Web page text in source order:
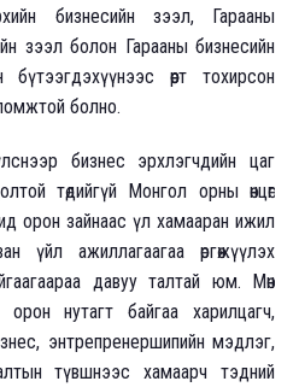
бизнесийн зээл, Гарааны
зээл болон Гарааны бизнесийн
бүтээгдэхүүнээс өөрт тохирсон
болно.
бизнес эрхлэгчдийн цаг
төдийгүй Монгол орны өнцөг
орон зайнаас үл хамааран ижил
ажиллагаагаа өргөжүүлэх
давуу талтай юм. Мөн
нутагт байгаа харилцагч,
энтрепренершипийн мэдлэг,
түвшнээс хамаарч тэдний